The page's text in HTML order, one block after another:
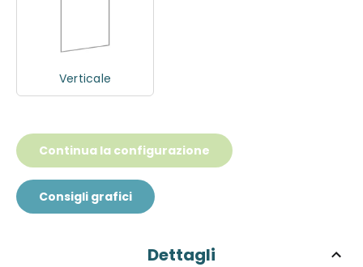
Verticale
Continua la configurazione
Consigli grafici
Dettagli